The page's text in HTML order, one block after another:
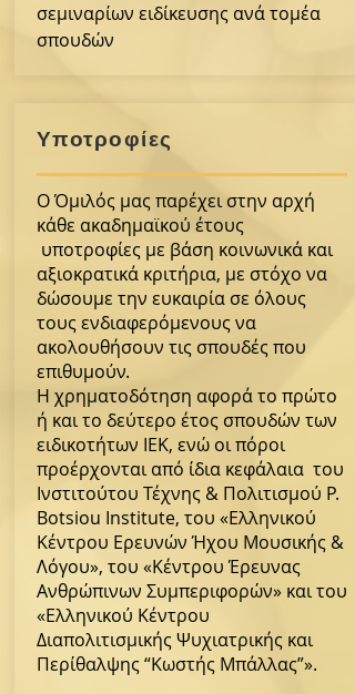
σεμιναρίων ειδίκευσης ανά τομέα
σπουδών
Υποτροφίες
Ο Όμιλός μας παρέχει στην αρχή
κάθε ακαδημαϊκού έτους
υποτροφίες με βάση κοινωνικά και
αξιοκρατικά κριτήρια, με στόχο να
δώσουμε την ευκαιρία σε όλους
τους ενδιαφερόμενους να
ακολουθήσουν τις σπουδές που
επιθυμούν.
Η χρηματοδότηση αφορά το πρώτο
ή και το δεύτερο έτος σπουδών των
ειδικοτήτων ΙΕΚ, ενώ οι πόροι
προέρχονται από ίδια κεφάλαια του
Ινστιτούτου Τέχνης & Πολιτισμού P.
Botsiou Institute, του «Ελληνικού
Κέντρου Ερευνών Ήχου Μουσικής &
Λόγου», του «Κέντρου Έρευνας
Ανθρώπινων Συμπεριφορών» και του
«Ελληνικού Κέντρου
Διαπολιτισμικής Ψυχιατρικής και
Περίθαλψης “Κωστής Μπάλλας”».
Υπάλληλος
Εκκλησιαστικού
Γραφείου
Κε.Δι.Βι.Μ1
Επιτομή
Ορθόδοξης
Θεολογίας
Κε.Δι.Βι.Μ1